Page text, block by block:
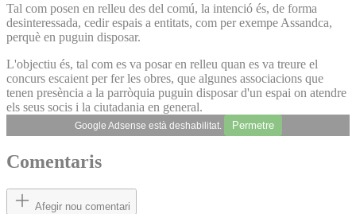
Tal com posen en relleu des del comú, la intenció és, de forma
desinteressada, cedir espais a entitats, com per exempe Assandca,
perquè en puguin disposar.
L'objectiu és, tal com es va posar en relleu quan es va treure el
concurs escaient per fer les obres, que algunes associacions que
tenen presència a la parròquia puguin disposar d'un espai on atendre
els seus socis i la ciutadania en general.
Google Adsense està deshabilitat. Permetre
Comentaris
Afegir nou comentari